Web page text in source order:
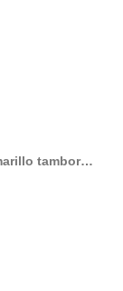
tambor
ES5442,